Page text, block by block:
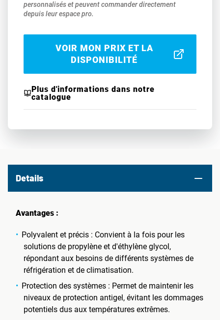
personnalisés et peuvent commander directement
depuis leur espace pro.
VOIR MON PRIX ET LA
DISPONIBILITÉ
Plus d'informations dans notre
catalogue
Details
Avantages :
Polyvalent et précis : Convient à la fois pour les
solutions de propylène et d'éthylène glycol,
répondant aux besoins de différents systèmes de
réfrigération et de climatisation.
Protection des systèmes : Permet de maintenir les
niveaux de protection antigel, évitant les dommages
potentiels dus aux températures extrêmes.